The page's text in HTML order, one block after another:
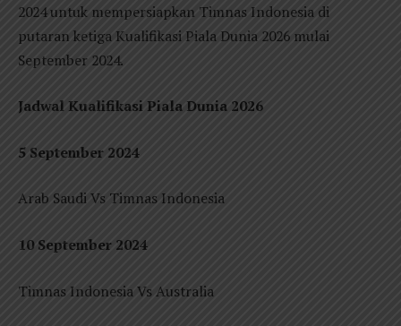
2024 untuk mempersiapkan Timnas Indonesia di
putaran ketiga Kualifikasi Piala Dunia 2026 mulai
September 2024.
Jadwal Kualifikasi Piala Dunia 2026
5 September 2024
Arab Saudi Vs Timnas Indonesia
10 September 2024
Timnas Indonesia Vs Australia